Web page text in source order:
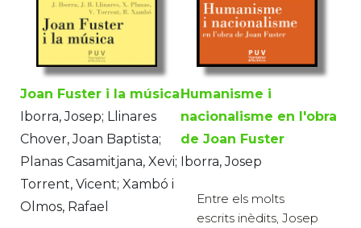
Joan Fuster i la música
Iborra, Josep; Llinares
Chover, Joan Baptista;
Planas Casamitjana, Xevi;
Torrent, Vicent; Xambó i
Olmos, Rafael
Humanisme i
nacionalisme en l'obra
de Joan Fuster
Iborra, Josep
Entre els molts
escrits inèdits, Josep